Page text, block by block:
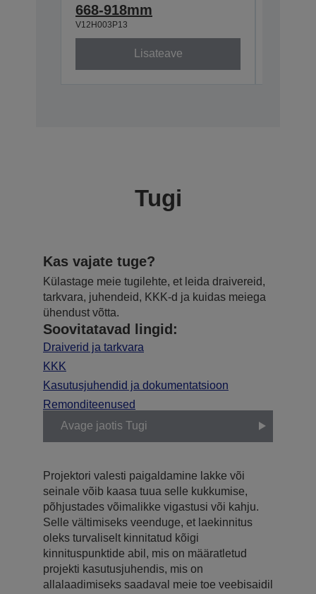
668-918mm
V12H003P13
Lisateave
Tugi
Kas vajate tuge?
Külastage meie tugilehte, et leida draivereid,
tarkvara, juhendeid, KKK-d ja kuidas meiega
ühendust võtta.
Soovitatavad lingid:
Draiverid ja tarkvara
KKK
Kasutusjuhendid ja dokumentatsioon
Remonditeenused
Avage jaotis Tugi
Projektori valesti paigaldamine lakke või
seinale võib kaasa tuua selle kukkumise,
põhjustades võimalikke vigastusi või kahju.
Selle vältimiseks veenduge, et laekinnitus
oleks turvaliselt kinnitatud kõigi
kinnituspunktide abil, mis on määratletud
projekti kasutusjuhendis, mis on
allalaadimiseks saadaval meie toe veebisaidil